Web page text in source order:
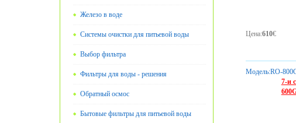
Железо в воде
Системы очистки для питьевой воды
Выбор фильтра
Фильтры для воды - решения
Обратный осмос
Бытовые фильтры для питьевой воды
Цена:610€
Модель:RO-
7-и